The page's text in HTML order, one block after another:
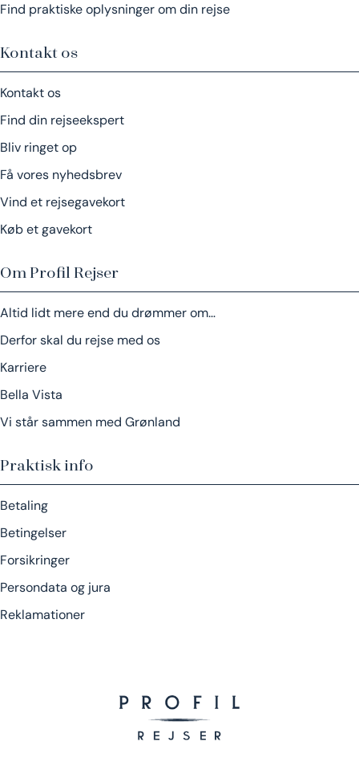
Find praktiske oplysninger om din rejse
Kontakt os
Kontakt os
Find din rejseekspert
Bliv ringet op
Få vores nyhedsbrev
Vind et rejsegavekort
Køb et gavekort
Om Profil Rejser
Altid lidt mere end du drømmer om…
Derfor skal du rejse med os
Karriere
Bella Vista
Vi står sammen med Grønland
Praktisk info
Betaling
Betingelser
Forsikringer
Persondata og jura
Reklamationer